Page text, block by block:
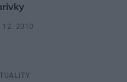
12. 2010